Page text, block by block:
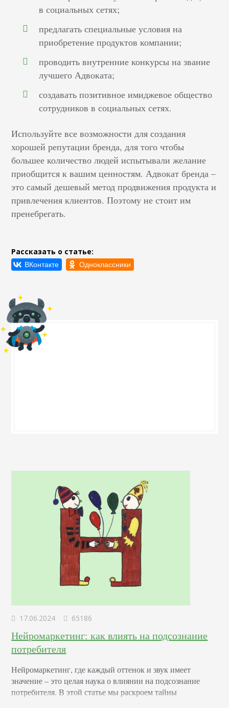
в социальных сетях;
предлагать специальные условия на
приобретение продуктов компании;
проводить внутренние конкурсы на звание
лучшего Адвоката;
создавать позитивное имиджевое общество
сотрудников в социальных сетях.
Используйте все возможности для создания
хорошей репутации бренда, для того чтобы
большее количество людей испытывали желание
приобщится к вашим ценностям. Адвокат бренда –
это самый дешевый метод продвижения продукта и
привлечения клиентов. Поэтому не стоит им
пренебрегать.
Рассказать о статье:
17.06.2024 65186
Нейромаркетинг: как влиять на подсознание
потребителя
Нейромаркетинг, где каждый оттенок и звук имеет
значение – это целая наука о влиянии на подсознание
потребителя. В этой статье мы раскроем тайны